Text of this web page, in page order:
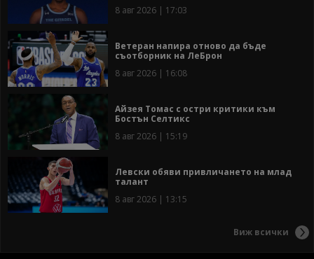
8 авг 2026 | 17:03
Ветеран напира отново да бъде
съотборник на ЛеБрон
8 авг 2026 | 16:08
Айзея Томас с остри критики към
Бостън Селтикс
8 авг 2026 | 15:19
Левски обяви привличането на млад
талант
8 авг 2026 | 13:15
Виж всички